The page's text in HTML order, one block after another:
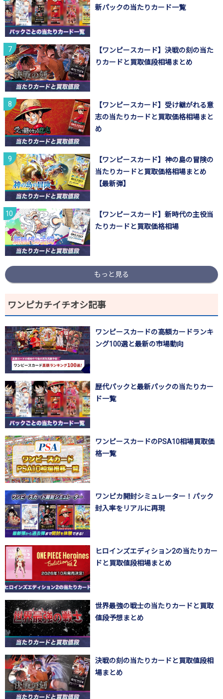
新パックの当たりカード一覧
【ワンピースカード】決戦の刻の当た
りカードと買取値段相場まとめ
【ワンピースカード】受け継がれる意
志の当たりカードと買取価格相場まと
め
【ワンピースカード】神の島の冒険の
当たりカードと買取価格相場まとめ
【最新弾】
【ワンピースカード】新時代の主役当
たりカードと買取価格相場
もっと見る
ワンピカチイチオシ記事
ワンピースカードの高額カードランキ
ング100選と最新の市場動向
歴代パックと最新パックの当たりカー
ド一覧
ワンピースカードのPSA10相場買取価
格一覧
ワンピカ開封シミュレーター！パック
封入率をリアルに再現
ヒロインズエディション2の当たりカー
ドと買取値段相場まとめ
世界最強の戦士の当たりカードと買取
値段予想まとめ
決戦の刻の当たりカードと買取値段相
場まとめ